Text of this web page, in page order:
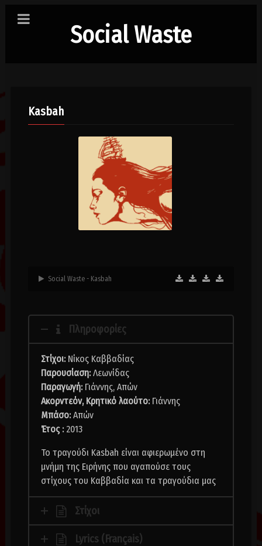
Social Waste
Kasbah
Social Waste - Kasbah
Πληροφορίες
Στίχοι:Νίκος Καββαδίας
Παρουσίαση:Λεωνίδας
Παραγωγή:Γιάννης, Απών
Ακορντεόν, Κρητικό λαούτο:Γιάννης
Μπάσο:Απών
Έτος :2013
Το τραγούδι Kasbah είναι αφιερωμένο στη
μνήμη της Ειρήνης που αγαπούσε τους
στίχους του Καββαδία και τα τραγούδια μας
Στίχοι
Lyrics (Français)